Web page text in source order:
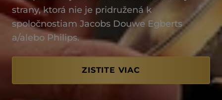
strany, ktorá nie je pridružená k
spoločnostiam Jacobs Douwe Egberts
a/alebo Philips.
ZISTITE VIAC